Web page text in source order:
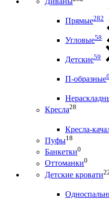
Прямые282
Угловые58
Детские59
П-образные0
Кресла28
Кресла-
Пуфы18
Банкетки0
Оттоманки0
Детские кровати